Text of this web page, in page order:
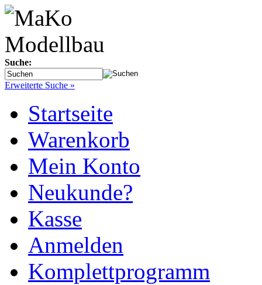
Suche:
Erweiterte Suche »
Startseite
Warenkorb
Mein Konto
Neukunde?
Kasse
Anmelden
Komplettprogramm